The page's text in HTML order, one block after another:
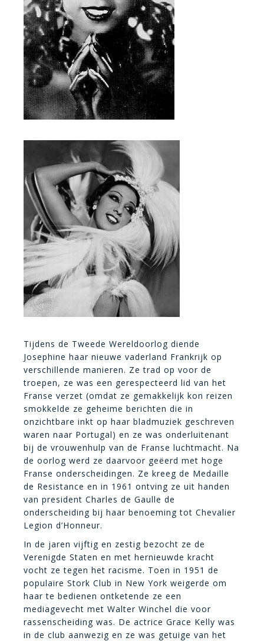
Tijdens de Tweede Wereldoorlog diende
Josephine haar nieuwe vaderland Frankrijk op
verschillende manieren. Ze trad op voor de
troepen, ze was een gerespecteerd lid van het
Franse verzet (omdat ze gemakkelijk kon reizen
smokkelde ze geheime berichten die in
onzichtbare inkt op haar bladmuziek geschreven
waren naar Portugal) en ze was onderluitenant
bij de vrouwenhulp van de Franse luchtmacht. Na
de oorlog werd ze daarvoor geëerd met hoge
Franse onderscheidingen. Ze kreeg de Medaille
de Resistance en in 1961 ontving ze uit handen
van president Charles de Gaulle de
onderscheiding bij haar benoeming tot Chevalier
Legion d’Honneur.
In de jaren vijftig en zestig bezocht ze de
Verenigde Staten en met hernieuwde kracht
vocht ze tegen het racisme. Toen in 1951 de
populaire Stork Club in New York weigerde om
haar te bedienen ontketende ze een
mediagevecht met Walter Winchel die voor
rassenscheiding was. De actrice Grace Kelly was
in de club aanwezig en ze was getuige van het